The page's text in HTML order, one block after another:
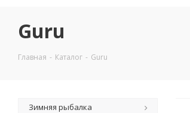
Guru
Главная - Каталог - Guru
Зимняя рыбалка